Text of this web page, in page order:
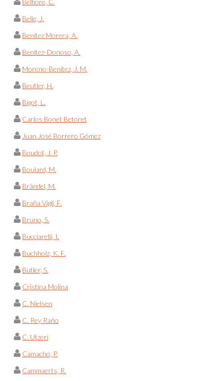
Belfiore, C.
Belle, J.
Benítez Morera, A.
Benítez-Donoso, A.
Moreno-Benítez, J. M.
Beutler, H.
Bigot, L.
Carlos Bonet Betoret
Juan José Borrero Gómez
Boudot, J. P.
Boulard, M.
Brändel, M.
Braña Vigil, F.
Bruno, S.
Bucciarelli, I.
Buchholz, K. F.
Butler, S.
Cristina Molina
C. Nielsen
C. Rey Raño
C. Utzeri
Camacho, P.
Cammaerts, R.